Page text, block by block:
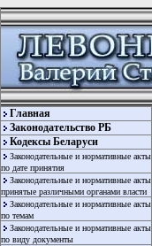
Главная
Законодательство РБ
Кодексы Беларуси
Законодательные и нормативные акты
по дате принятия
Законодательные и нормативные акты
принятые различными органами власти
Законодательные и нормативные акты
по темам
Законодательные и нормативные акты
по виду документы